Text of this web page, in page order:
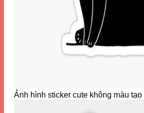
Ảnh hình sticker cute không màu